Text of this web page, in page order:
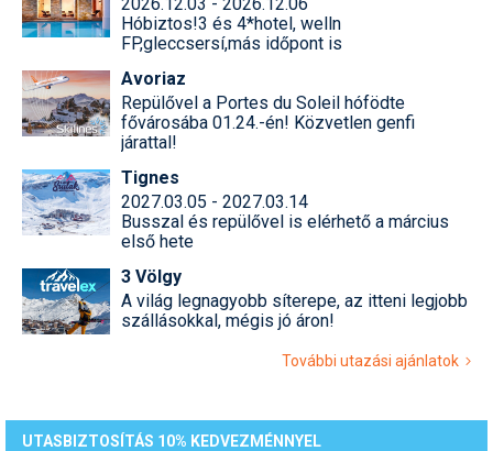
Hóbiztos!3 és 4*hotel, welln
FP,gleccsersí,más időpont is
Avoriaz
Repülővel a Portes du Soleil hófödte
fővárosába 01.24.-én! Közvetlen genfi
járattal!
Tignes
2027.03.05 - 2027.03.14
Busszal és repülővel is elérhető a március
első hete
3 Völgy
A világ legnagyobb síterepe, az itteni legjobb
szállásokkal, mégis jó áron!
További utazási ajánlatok
UTASBIZTOSÍTÁS 10% KEDVEZMÉNNYEL